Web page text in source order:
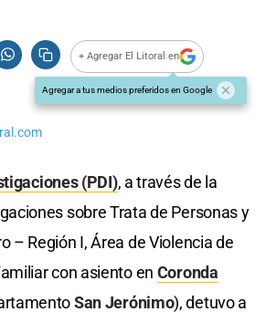
+ Agregar El Litoral en
Agregar a tus medios preferidos en Google
(PDI), a través de la
sobre Trata de Personas y
– Región I, Área de Violencia de
con asiento en Coronda
San Jerónimo), detuvo a